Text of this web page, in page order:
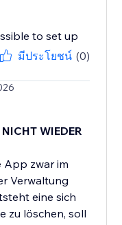
to set up
มีประโยชน์ (0)
WIEDER
App zwar im
Verwaltung
eine sich
zu löschen, soll